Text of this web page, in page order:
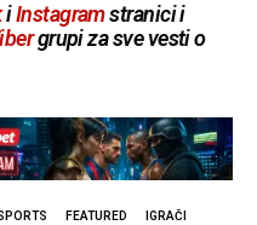
iInstagramstranici i
grupi za sve vesti o
FEATURED IGRAČI